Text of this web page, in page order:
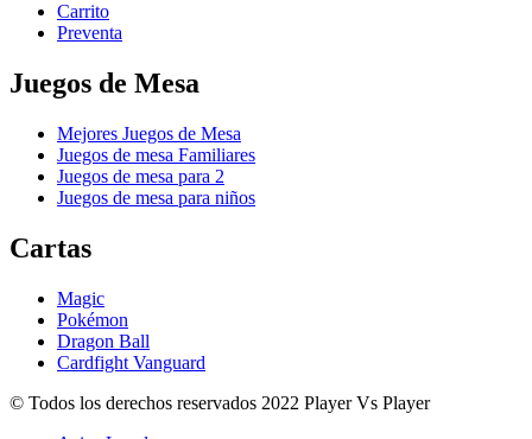
Carrito
Preventa
Juegos de Mesa
Mejores Juegos de Mesa
Juegos de mesa Familiares
Juegos de mesa para 2
Juegos de mesa para niños
Cartas
Magic
Pokémon
Dragon Ball
Cardfight Vanguard
© Todos los derechos reservados 2022 Player Vs Player